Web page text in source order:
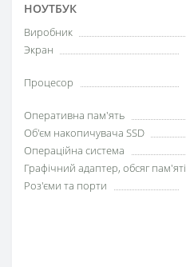
НОУТБУК
Виробник
Экран
Процесор
Оперативна пам'ять
Об'єм накопичувача SSD
Операційна система
Графічний адаптер, обсяг пам'яті
Роз'єми та порти